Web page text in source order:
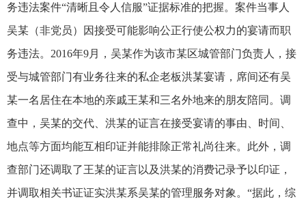
务违法案件“清晰且令人信服”证据标准的把握。案件当事人
吴某（非党员）因接受可能影响公正行使公权力的宴请而职
务违法。2016年9月，吴某作为该市某区城管部门负责人，接
受与城管部门有业务往来的私企老板洪某宴请，席间还有吴
某一名居住在本地的亲戚王某和三名外地来的朋友陪同。调
查中，吴某的交代、洪某的证言在接受宴请的事由、时间、
地点等方面均能互相印证并能排除正常礼尚往来。此外，调
查部门还调取了王某的证言以及洪某的消费记录予以印证，
并调取相关书证证实洪某系吴某的管理服务对象。“据此，综